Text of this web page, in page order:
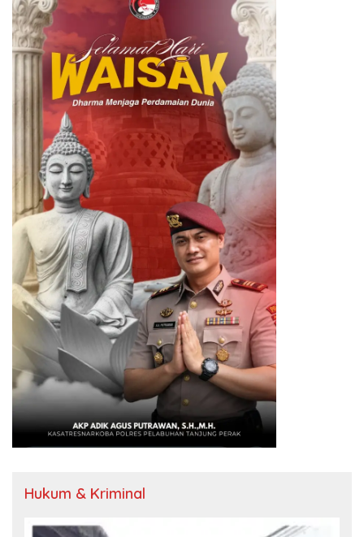
Hukum & Kriminal